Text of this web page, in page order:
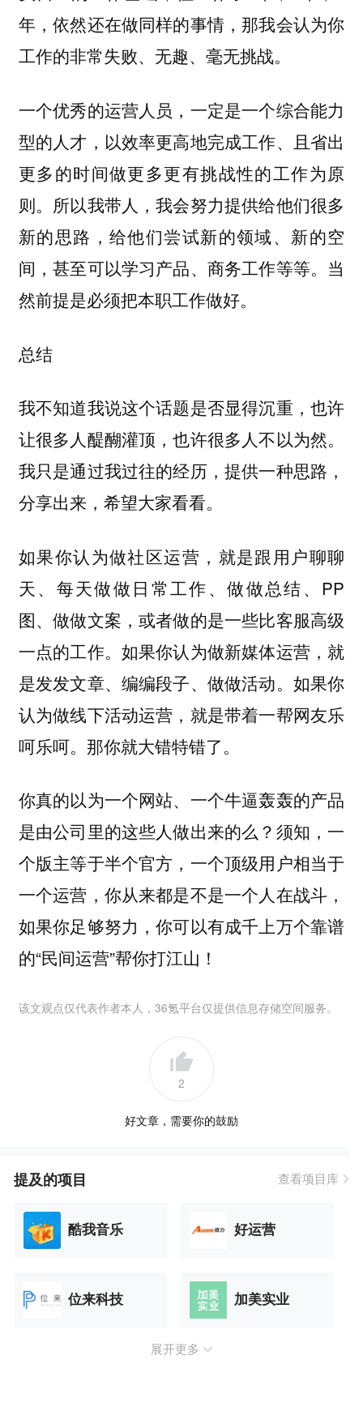
年，依然还在做同样的事情，那我会认为你
工作的非常失败、无趣、毫无挑战。
一个优秀的运营人员，一定是一个综合能力
型的人才，以效率更高地完成工作、且省出
更多的时间做更多更有挑战性的工作为原
则。所以我带人，我会努力提供给他们很多
新的思路，给他们尝试新的领域、新的空
间，甚至可以学习产品、商务工作等等。当
然前提是必须把本职工作做好。
总结
我不知道我说这个话题是否显得沉重，也许
让很多人醍醐灌顶，也许很多人不以为然。
我只是通过我过往的经历，提供一种思路，
分享出来，希望大家看看。
如果你认为做社区运营，就是跟用户聊聊
天、每天做做日常工作、做做总结、PP
图、做做文案，或者做的是一些比客服高级
一点的工作。如果你认为做新媒体运营，就
是发发文章、编编段子、做做活动。如果你
认为做线下活动运营，就是带着一帮网友乐
呵乐呵。那你就大错特错了。
你真的以为一个网站、一个牛逼轰轰的产品
是由公司里的这些人做出来的么？须知，一
个版主等于半个官方，一个顶级用户相当于
一个运营，你从来都是不是一个人在战斗，
如果你足够努力，你可以有成千上万个靠谱
的“民间运营”帮你打江山！
该文观点仅代表作者本人，36氪平台仅提供信息存储空间服务。
2
好文章，需要你的鼓励
提及的项目 查看项目库
酷我音乐 好运营
位来科技 加美实业
展开更多